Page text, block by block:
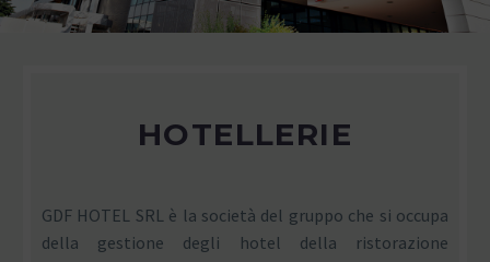
HOTELLERIE
GDF HOTEL SRL è la società del gruppo che si occupa
della gestione degli hotel della ristorazione